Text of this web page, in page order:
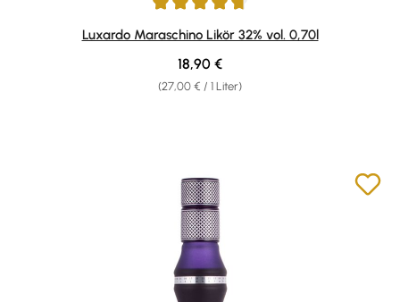
Durchschnittliche Bewertung von 4.81 von 5 Sternen
Luxardo Maraschino Likör 32% vol. 0,70l
(27,00 € / 1 Liter)
Regulärer Preis:
18,90 €